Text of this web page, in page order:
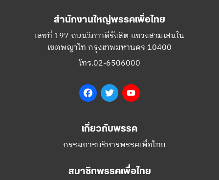
สำนักงานใหญ่พรรคเพื่อไทย
เลขที่ 197 ถนนวิภาวดีรังสิต แขวงสามเสนใน
เขตพญาไท กรุงเทพมหานคร 10400
โทร.02-6506000
FacebookTwitter
เกี่ยวกับพรรค
กรรมการบริหารพรรคเพื่อไทย
สมาชิกพรรคเพื่อไทย